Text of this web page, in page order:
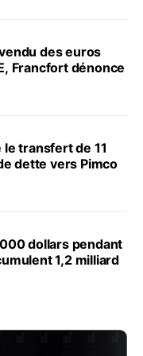
des euros
Francfort dénonce
transfert de 11
dette vers Pimco
dollars pendant
1,2 milliard